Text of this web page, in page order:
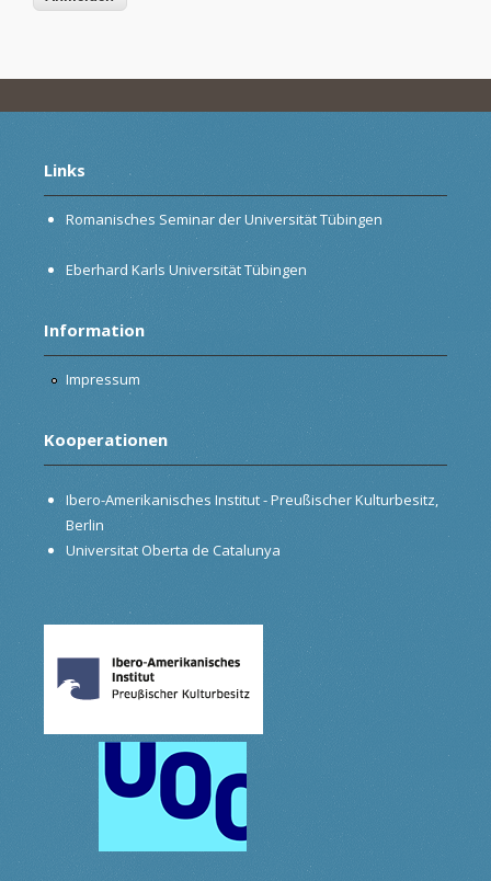
Links
Romanisches Seminar der Universität Tübingen
Eberhard Karls Universität Tübingen
Information
Impressum
Kooperationen
Ibero-Amerikanisches Institut - Preußischer Kulturbesitz,
Berlin
Universitat Oberta de Catalunya